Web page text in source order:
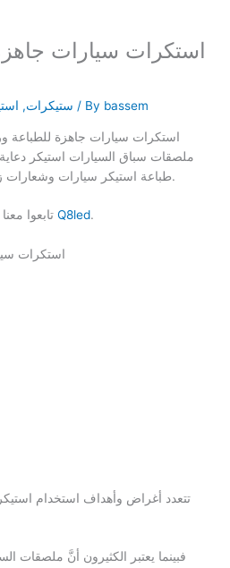
استكرات سيارات
ستيكرات, / By bassem
استكرات سيارات جاهزة للطباعة
طباعة استيكر سيارات وشعارات زخرفة وتزيين خارجى وداخلى.
تابعوا معنا في هذا المقال من خلال موقعQ8led.
استكرات
تتعدد أغراض وأهداف استخدام
فبينما يعتبر الكثيرون أنَّ ملصقات